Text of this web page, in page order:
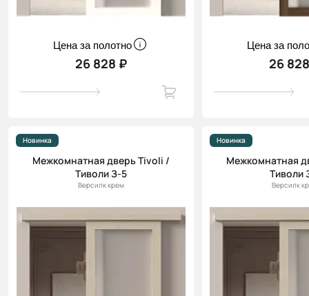
Цена за полотно
26 828 ₽
Цена за
26
Новинка
Межкомнатная дверь Tivoli /
Тиволи З-5
Версилк крем
Новинка
Межкомнатная
Тиволи
Версилк